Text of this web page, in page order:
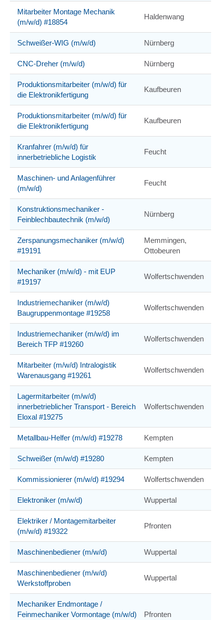
Mitarbeiter Montage Mechanik
(m/w/d) #18854
Haldenwang
Schweißer-WIG (m/w/d) Nürnberg
CNC-Dreher (m/w/d) Nürnberg
Produktionsmitarbeiter (m/w/d) für
die Elektronikfertigung
Kaufbeuren
Produktionsmitarbeiter (m/w/d) für
die Elektronikfertigung
Kaufbeuren
Kranfahrer (m/w/d) für
innerbetriebliche Logistik
Feucht
Maschinen- und Anlagenführer
(m/w/d)
Feucht
Konstruktionsmechaniker -
Feinblechbautechnik (m/w/d)
Nürnberg
Zerspanungsmechaniker (m/w/d)
#19191
Memmingen,
Ottobeuren
Mechaniker (m/w/d) - mit EUP
#19197
Wolfertschwenden
Industriemechaniker (m/w/d)
Baugruppenmontage #19258
Wolfertschwenden
Industriemechaniker (m/w/d) im
Bereich TFP #19260
Wolfertschwenden
Mitarbeiter (m/w/d) Intralogistik
Warenausgang #19261
Wolfertschwenden
Lagermitarbeiter (m/w/d)
innerbetrieblicher Transport - Bereich
Eloxal #19275
Wolfertschwenden
Metallbau-Helfer (m/w/d) #19278 Kempten
Schweißer (m/w/d) #19280 Kempten
Kommissionierer (m/w/d) #19294 Wolfertschwenden
Elektroniker (m/w/d) Wuppertal
Elektriker / Montagemitarbeiter
(m/w/d) #19322
Pfronten
Maschinenbediener (m/w/d) Wuppertal
Maschinenbediener (m/w/d)
Werkstoffproben
Wuppertal
Mechaniker Endmontage /
Feinmechaniker Vormontage (m/w/d)
Pfronten